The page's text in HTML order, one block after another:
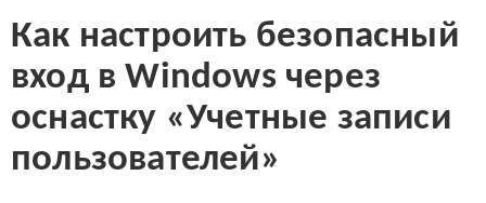
Как настроить безопасный
вход в Windows через
оснастку «Учетные записи
пользователей»